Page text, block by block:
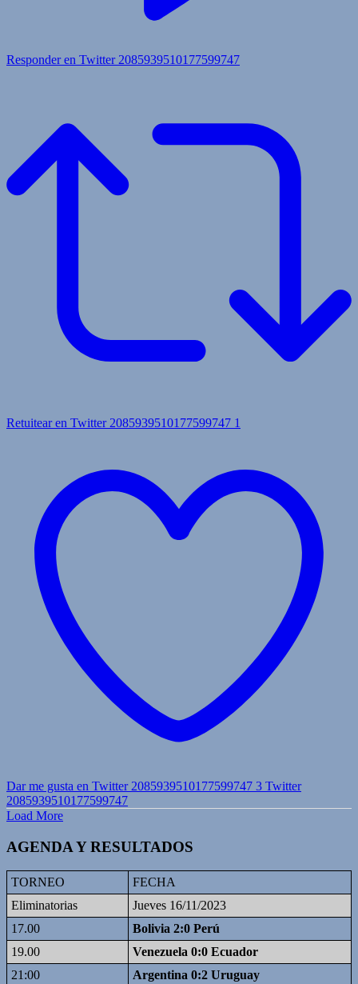
Responder en Twitter 2085939510177599747
Retuitear en Twitter 2085939510177599747 1
Dar me gusta en Twitter 2085939510177599747 3 Twitter
2085939510177599747
Load More
AGENDA Y RESULTADOS
TORNEO
FECHA
Eliminatorias
Jueves 16/11/2023
17.00
Bolivia 2:0 Perú
19.00
Venezuela 0:0 Ecuador
21:00
Argentina 0:2 Uruguay